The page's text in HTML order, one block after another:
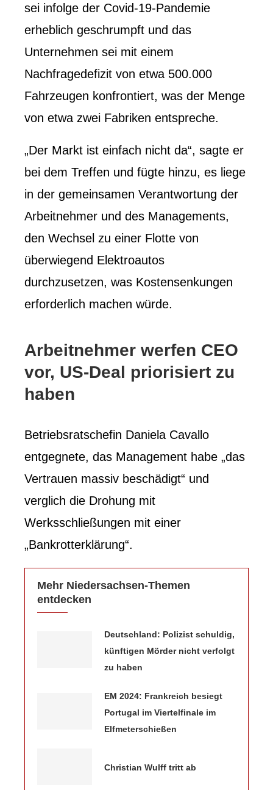
sei infolge der Covid-19-Pandemie
erheblich geschrumpft und das
Unternehmen sei mit einem
Nachfragedefizit von etwa 500.000
Fahrzeugen konfrontiert, was der Menge
von etwa zwei Fabriken entspreche.
„Der Markt ist einfach nicht da“, sagte er
bei dem Treffen und fügte hinzu, es liege
in der gemeinsamen Verantwortung der
Arbeitnehmer und des Managements,
den Wechsel zu einer Flotte von
überwiegend Elektroautos
durchzusetzen, was Kostensenkungen
erforderlich machen würde.
Arbeitnehmer werfen CEO
vor, US-Deal priorisiert zu
haben
Betriebsratschefin Daniela Cavallo
entgegnete, das Management habe „das
Vertrauen massiv beschädigt“ und
verglich die Drohung mit
Werksschließungen mit einer
„Bankrotterklärung“.
Mehr Niedersachsen-Themen
entdecken
Deutschland: Polizist schuldig,
künftigen Mörder nicht verfolgt
zu haben
EM 2024: Frankreich besiegt
Portugal im Viertelfinale im
Elfmeterschießen
Christian Wulff tritt ab